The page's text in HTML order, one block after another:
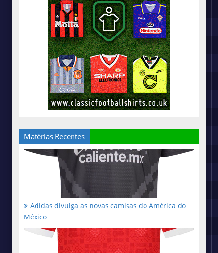
Matérias Recentes
Adidas divulga as novas camisas do América do
México